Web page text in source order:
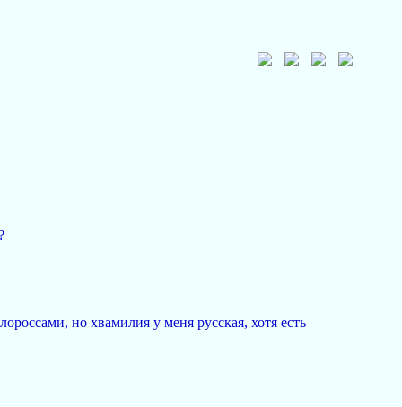
но хвамилия у меня русская, хотя есть